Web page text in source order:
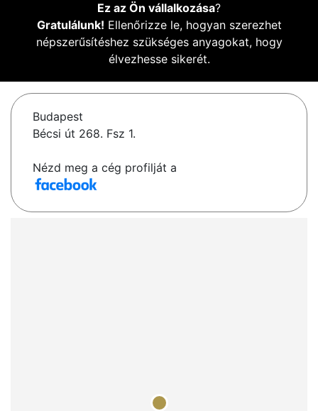
Ez az Ön vállalkozása?
Gratulálunk! Ellenőrizze le, hogyan szerezhet
népszerűsítéshez szükséges anyagokat, hogy
élvezhesse sikerét.
Budapest
Bécsi út 268. Fsz 1.
Nézd meg a cég profilját a